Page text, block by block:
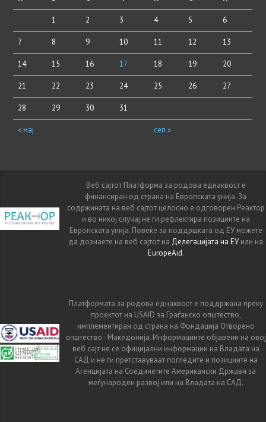
« мај сеп »
1 2 3 4 5 6
7 8 9 10 11 12 13
14 15 16 17 18 19 20
21 22 23 24 25 26 27
28 29 30 31
Веб сајтот Платформа за родова еднаквост е
финансиран од страна на Европската унија. За
содржината на веб сајтот целосно е одговорен Реактор
и во никој случај не ги рефлектира позициите на
Европската унија. Повеќе за поддршката од ЕУ можете
да дознаете на веб сајтот на Делегацијата на ЕУ или на
EuropeAid.
Платформата за родова еднаквост е поддржана преку
проектот на USAID за Граѓанско општество,
имплементиран од страна на Фондација Отворено
општество - Македонија. Информациите објавени на овој
веб сајт не се официјални информации на Владата на
САД и не ги претставуваат погледите и позициите на
Агенцијата на Соединетите Американски Држави за
меѓународен развој или на Владата на САД.